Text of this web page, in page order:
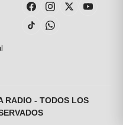
RADIO - TODOS LOS